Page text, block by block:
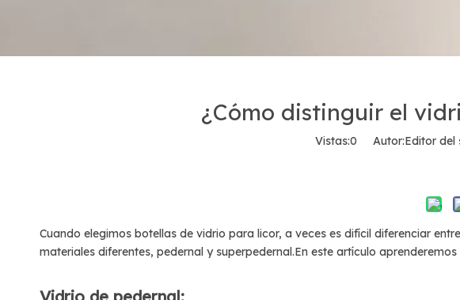
¿Cómo distinguir el
Vistas:0 Autor:Editor del
Cuando elegimos botellas de vidrio para licor, a veces es difícil diferenciar
materiales diferentes, pedernal y superpedernal.En este artículo